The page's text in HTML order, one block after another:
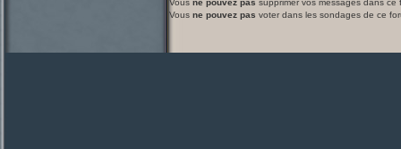
Vous ne pouvez pas supprimer vos messages dans ce
Vous ne pouvez pas voter dans les sondages de ce